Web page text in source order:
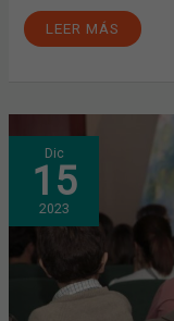
LEER MÁS
Dic
15
2023
PEQUEÑOS
Y
MAYORES
VUELVEN
A
LLENAR
EL
UNA
NUEVA
EDICIÓN
DE